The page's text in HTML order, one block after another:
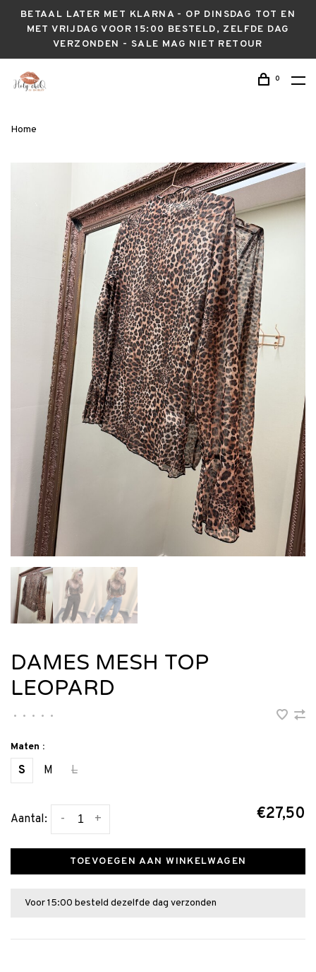
BETAAL LATER MET KLARNA - OP DINSDAG TOT EN
MET VRIJDAG VOOR 15:00 BESTELD, ZELFDE DAG
VERZONDEN - SALE MAG NIET RETOUR
0
Home
DAMES MESH TOP
LEOPARD
• • • • •
Maten :
S M L
Aantal: +
- €27,50
TOEVOEGEN AAN WINKELWAGEN
Voor 15:00 besteld dezelfde dag verzonden